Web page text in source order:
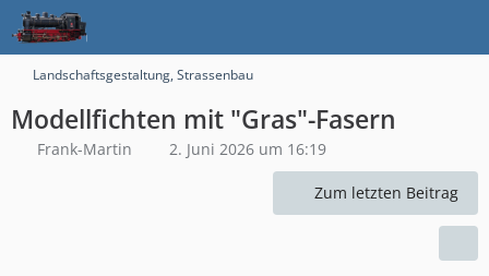
Landschaftsgestaltung, Strassenbau
Modellfichten mit "Gras"-Fasern
Frank-Martin 2. Juni 2026 um 16:19
Zum letzten Beitrag